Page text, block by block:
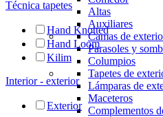
Altas
Auxiliares
Camas de
Parasoles y
Columpios
Tapetes de
Lámparas de
Maceteros
Complementos
Técnica tapetes
Hand Knotted
Hand Loom
Kilim
Interior - exterior
Exterior